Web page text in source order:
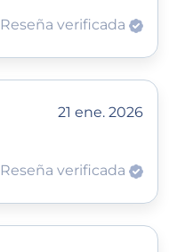
Reseña verificada
21 ene. 2026
Reseña verificada